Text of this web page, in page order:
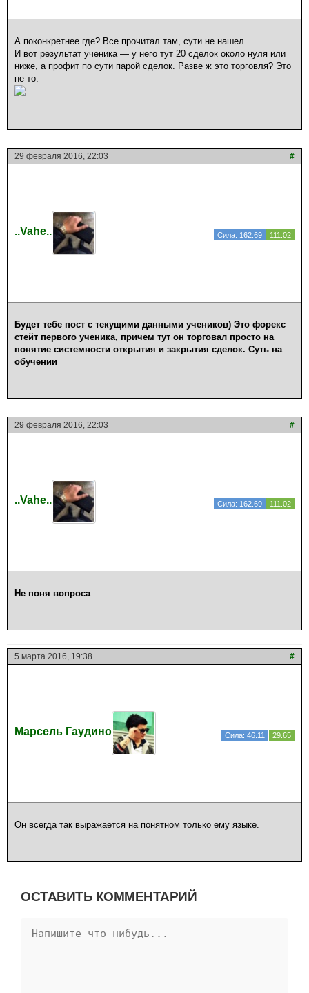
А поконкретнее где? Все прочитал там, сути не нашел.
И вот результат ученика — у него тут 20 сделок около нуля или
ниже, а профит по сути парой сделок. Разве ж это торговля? Это
не то.
29 февраля 2016, 22:03 #
..Vahe.. Сила: 162.69 111.02
Будет тебе пост с текущими данными учеников) Это форекс
стейт первого ученика, причем тут он торговал просто на
понятие системности открытия и закрытия сделок. Суть на
обучении
29 февраля 2016, 22:03 #
..Vahe.. Сила: 162.69 111.02
Не поня вопроса
5 марта 2016, 19:38 #
Марсель Гаудино Сила: 46.11 29.65
Он всегда так выражается на понятном только ему языке.
ОСТАВИТЬ КОММЕНТАРИЙ